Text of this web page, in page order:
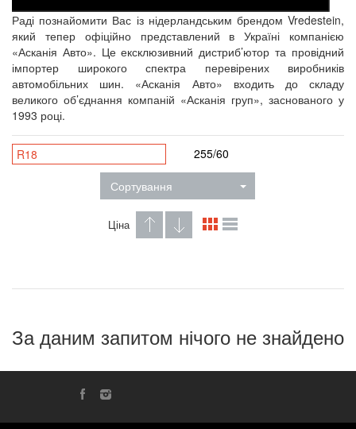
Раді познайомити Вас із нідерландським брендом Vredestein,
який тепер офіційно представлений в Україні компанією
«Асканія Авто». Це ексклюзивний дистриб’ютор та провідний
імпортер широкого спектра перевірених виробників
автомобільних шин. «Асканія Авто» входить до складу
великого об’єднання компаній «Асканія груп», заснованого у
1993 році.
R18 255/60
Сортування
Ціна
За даним запитом нічого не знайдено